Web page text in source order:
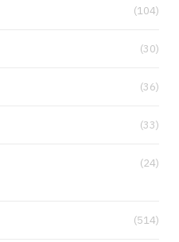
(104)
(30)
(36)
(33)
(24)
(514)